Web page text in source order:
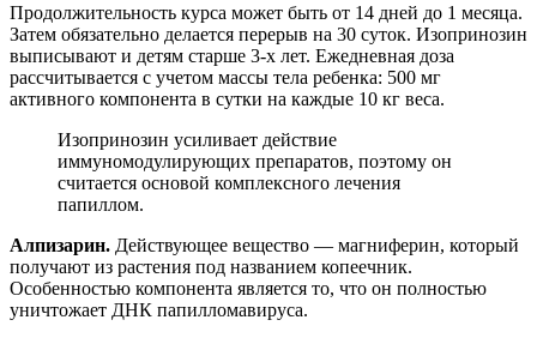
Продолжительность курса может быть от 14 дней до 1 месяца.
Затем обязательно делается перерыв на 30 суток. Изопринозин
выписывают и детям старше 3-х лет. Ежедневная доза
рассчитывается с учетом массы тела ребенка: 500 мг
активного компонента в сутки на каждые 10 кг веса.
Изопринозин усиливает действие
иммуномодулирующих препаратов, поэтому он
считается основой комплексного лечения
папиллом.
Алпизарин. Действующее вещество — магниферин, который
получают из растения под названием копеечник.
Особенностью компонента является то, что он полностью
уничтожает ДНК папилломавируса.